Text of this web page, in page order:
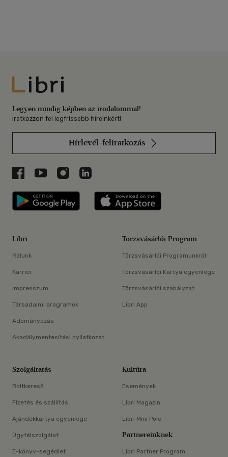
Libri
Legyen mindig képben az irodalommal!
Iratkozzon fel legfrissebb híreinkért!
Hírlevél-feliratkozás
Libri a Facebookon
Libri a Youtube-on
Libri az Instagramon
Libri a LinkedInen
Libri applikáció Szerezd meg: Google
Libri
Rólunk
Karrier
Impresszum
Társadalmi programok
Adományozás
Akadálymentesítési nyilatkozat
Törzsvásárlói Program
Törzsvásárlói Programunkról
Törzsvásárlói Kártya egyenlege
Törzsvásárlói szabályzat
Libri App
Szolgáltatás
Boltkereső
Fizetés és szállítás
Ajándékkártya egyenlege
Ügyfélszolgálat
E-könyv-segédlet
Kultúra
Események
Libri Magazin
Libri Mini Polc
Partnereinknek
Libri Partner Program